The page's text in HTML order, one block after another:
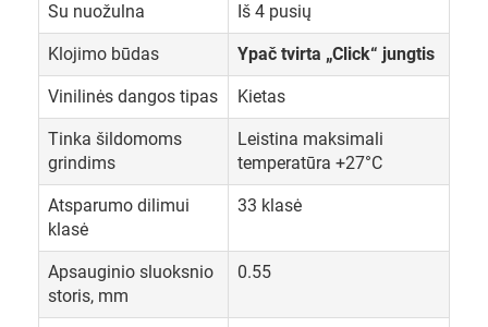
Su nuožulna
Iš 4 pusių
Klojimo būdas Ypač tvirta „Click“ jungtis
Vinilinės dangos tipas Kietas
Tinka šildomoms
grindims
Leistina maksimali
temperatūra +27°C
Atsparumo dilimui
klasė
33 klasė
Apsauginio sluoksnio
storis, mm
0.55